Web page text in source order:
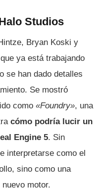
Studios
Bryan Koski y
que ya está trabajando
se han dado detalles
Se mostró
como «Foundry», una
cómo podría lucir un
Engine 5. Sin
interpretarse como el
sino como una
motor.